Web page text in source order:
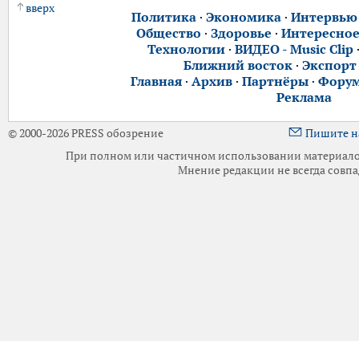
вверх
Политика· Экономика· Интервью
Общество · Здоровье · Интересное
Технологии· ВИДЕО - Music Clip
Ближний восток ·
Главная· Архив· Партнёры·
Реклама
© 2000-2026 PRESS обозрение
Пишите
При полном или частичном использовании
Мнение редакции не всегда